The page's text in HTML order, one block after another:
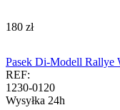
‍180‍ zł
Pasek Di-Modell Rallye
REF:
1230-0120
Wysyłka 24h